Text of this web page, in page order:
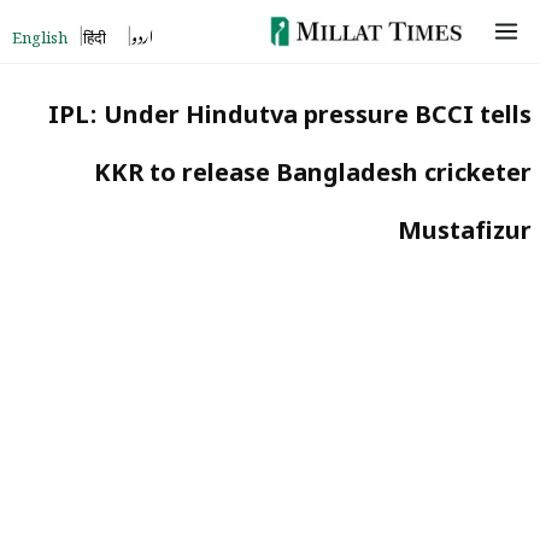
content
English हिंदी اردو
IPL: Under Hindutva pressure BCCI tells
KKR to release Bangladesh cricketer
Mustafizur